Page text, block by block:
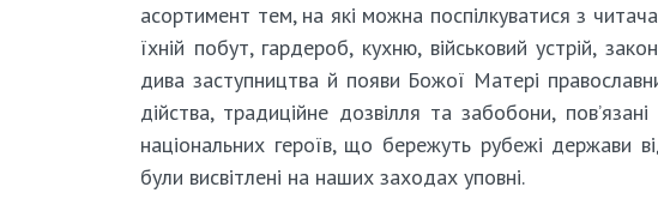
асортимент тем, на які можна поспілкуватися з
їхній побут, гардероб, кухню, військовий устрій,
дива заступництва й появи Божої Матері
дійства, традиційне дозвілля та забобони,
національних героїв, що бережуть рубежі держави
були висвітлені на наших заходах уповні.